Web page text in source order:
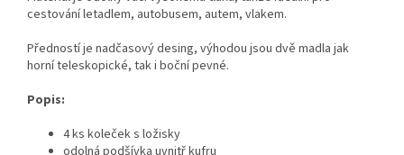
cestování letadlem, autobusem, autem, vlakem.
Předností je nadčasový desing, výhodou jsou dvě madla jak
horní teleskopické, tak i boční pevné.
Popis:
4 ks koleček s ložisky